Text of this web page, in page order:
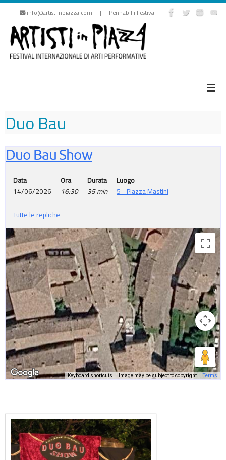
Vai
contenuto
info@artistiinpiazza.com | Pennabilli Festival
Duo Bau
Duo Bau Show
Data
14/06/2026
Ora
16:30
Durata
35 min
Luogo
5 - Piazza Mastini
Tutte le repliche
Keyboard shortcuts Image may be subject to copyright Terms